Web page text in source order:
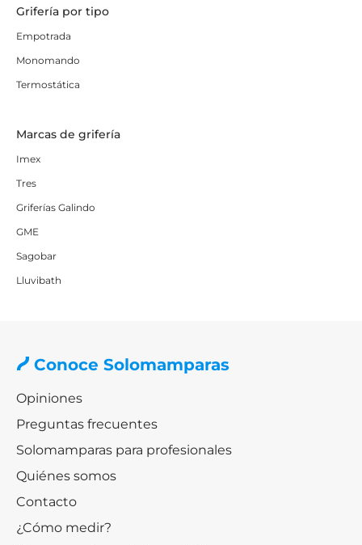
Grifería por tipo
Empotrada
Monomando
Termostática
Marcas de grifería
Imex
Tres
Griferías Galindo
GME
Sagobar
Lluvibath
Conoce Solomamparas
Opiniones
Preguntas frecuentes
Solomamparas para profesionales
Quiénes somos
Contacto
¿Cómo medir?